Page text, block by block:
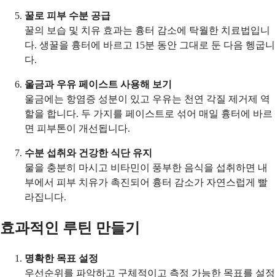
꿀로 피부 수분 공급
꿀의 보습 및 치유 효과는 흉터 감소에 탁월한 치료법입니
다. 생꿀을 흉터에 바르고 15분 동안 그대로 둔 다음 헹굽니
다.
울금과 우유 페이스트 사용해 보기
울금에는 항염증 성분이 있고 우유는 천연 각질 제거제 역
할을 합니다. 두 가지를 페이스트로 섞어 매일 흉터에 바르
면 피부톤이 개선됩니다.
수분 섭취와 건강한 식단 유지
물을 충분히 마시고 비타민이 풍부한 음식을 섭취하면 내
부에서 피부 치유가 촉진되어 흉터 감소가 자연스럽게 빨
라집니다.
효과적인 루틴 만들기
명확한 목표 설정
우선순위를 파악하고 구체적이고 측정 가능한 목표를 설정